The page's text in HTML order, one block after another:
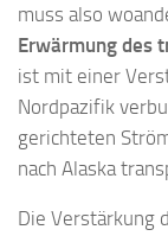
muss also
Erwärmung des
ist mit einer
Nordpazifik
gerichteten
nach Alaska
Die Verstärkung